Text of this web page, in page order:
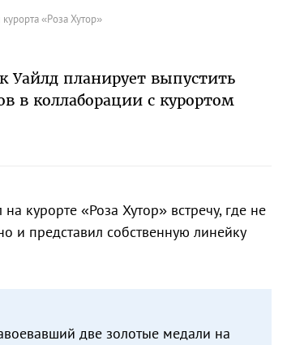
«Роза Хутор»
планирует выпустить
в коллаборации с курортом
курорте «Роза Хутор» встречу, где не
и представил собственную линейку
две золотые медали на